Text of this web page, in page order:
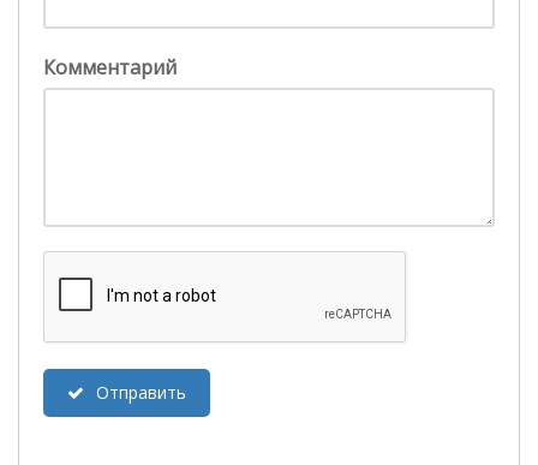
Комментарий
Отправить